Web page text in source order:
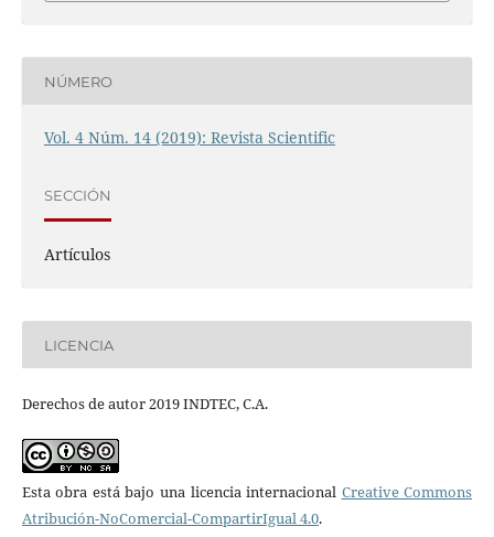
NÚMERO
Vol. 4 Núm. 14 (2019): Revista Scientific
SECCIÓN
Artículos
LICENCIA
Derechos de autor 2019 INDTEC, C.A.
Esta obra está bajo una licencia internacional Creative Commons
Atribución-NoComercial-CompartirIgual 4.0.